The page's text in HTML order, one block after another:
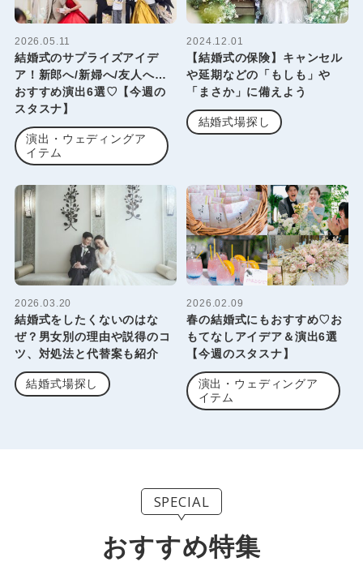
2026.05.11
結婚式のサプライズアイデ
ア！新郎へ/新婦へ/友人へ…
おすすめ演出6選♡【今週の
スタスナ】
演出・ウェディングア
イテム
2024.12.01
【結婚式の保険】キャンセル
や延期などの「もしも」や
「まさか」に備えよう
結婚式場探し
2026.03.20
結婚式をしたくないのはな
ぜ？男女別の理由や説得のコ
ツ、対処法と代替案も紹介
結婚式場探し
2026.02.09
春の結婚式にもおすすめ♡お
もてなしアイデア＆演出6選
【今週のスタスナ】
演出・ウェディングア
イテム
SPECIAL
おすすめ特集